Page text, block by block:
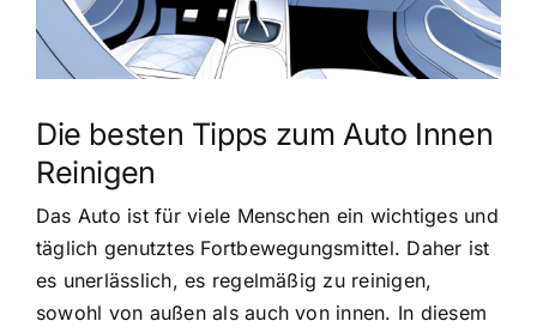
Die besten Tipps zum Auto Innen
Reinigen
Das Auto ist für viele Menschen ein wichtiges und
täglich genutztes Fortbewegungsmittel. Daher ist
es unerlässlich, es regelmäßig zu reinigen,
sowohl von außen als auch von innen. In diesem